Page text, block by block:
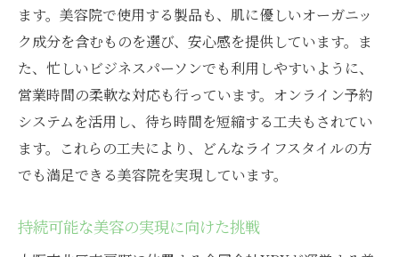
ます。美容院で使用する製品も、肌に優しいオーガニッ
ク成分を含むものを選び、安心感を提供しています。ま
た、忙しいビジネスパーソンでも利用しやすいように、
営業時間の柔軟な対応も行っています。オンライン予約
システムを活用し、待ち時間を短縮する工夫もされてい
ます。これらの工夫により、どんなライフスタイルの方
でも満足できる美容院を実現しています。
持続可能な美容の実現に向けた挑戦